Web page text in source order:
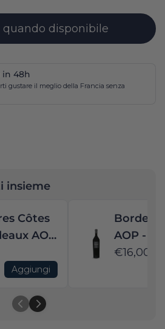
quando disponibile
in 48h
gustare il meglio della Francia senza
insieme
Côtes
AOP
-
- 2022
Aggiungi
AOP -
Malbec
€16,00